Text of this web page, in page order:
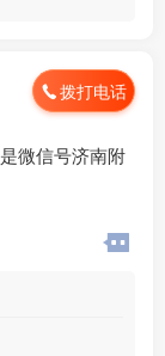
拨打电话
微信号济南附